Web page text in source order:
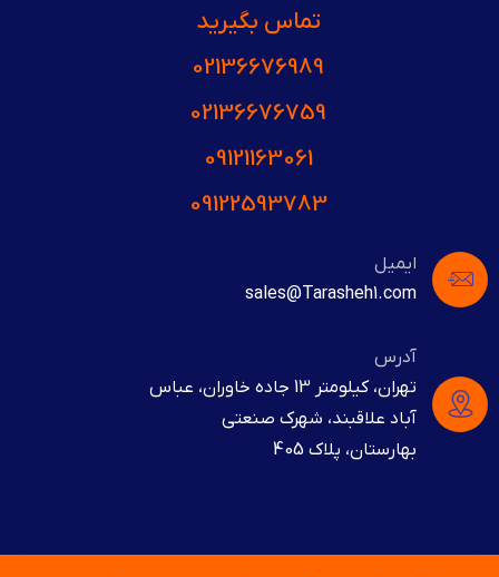
تماس بگیرید
02136676989
02136676759
09121163061
09122593783
sales@Tarasheh1.com
ایمیل
تهران، کیلومتر 13 جاده خاوران، عباس
آباد علاقبند، شهرک صنعتی
بهارستان، پلاک 405
آدرس